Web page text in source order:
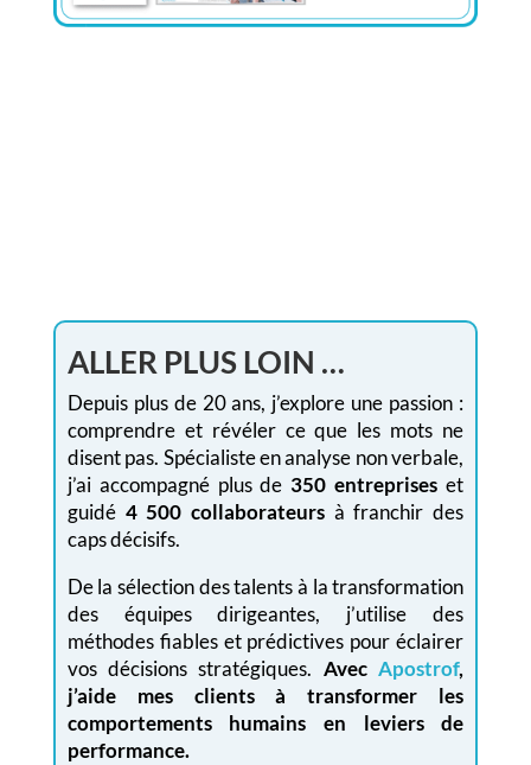
ALLER PLUS LOIN …
Depuis plus de 20 ans, j’explore une passion :
comprendre et révéler ce que les mots ne
disent pas. Spécialiste en analyse non verbale,
j’ai accompagné plus de 350 entreprises et
guidé 4 500 collaborateurs à franchir des
caps décisifs.
De la sélection des talents à la transformation
des équipes dirigeantes, j’utilise des
méthodes fiables et prédictives pour éclairer
vos décisions stratégiques. AvecApostrof,
j’aide mes clients à transformer les
comportements humains en leviers de
performance.